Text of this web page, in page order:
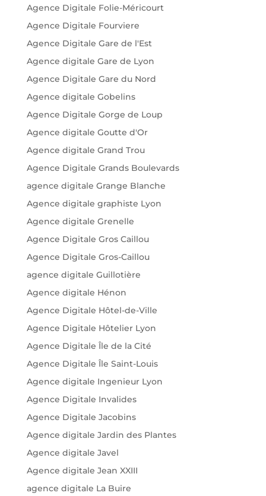
Agence Digitale Folie-Méricourt
Agence Digitale Fourviere
Agence Digitale Gare de l'Est
Agence digitale Gare de Lyon
Agence Digitale Gare du Nord
Agence digitale Gobelins
Agence Digitale Gorge de Loup
Agence digitale Goutte d'Or
Agence digitale Grand Trou
Agence Digitale Grands Boulevards
agence digitale Grange Blanche
Agence digitale graphiste Lyon
Agence digitale Grenelle
Agence Digitale Gros Caillou
Agence Digitale Gros-Caillou
agence digitale Guillotière
Agence digitale Hénon
Agence Digitale Hôtel-de-Ville
Agence Digitale Hôtelier Lyon
Agence Digitale Île de la Cité
Agence Digitale Île Saint-Louis
Agence digitale Ingenieur Lyon
Agence Digitale Invalides
Agence Digitale Jacobins
Agence digitale Jardin des Plantes
Agence digitale Javel
Agence digitale Jean XXIII
agence digitale La Buire